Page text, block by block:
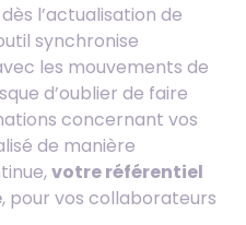
l’actualisation de
synchronise
les mouvements de
d’oublier de faire
concernant vos
de manière
votre référentiel
, pour vos collaborateurs